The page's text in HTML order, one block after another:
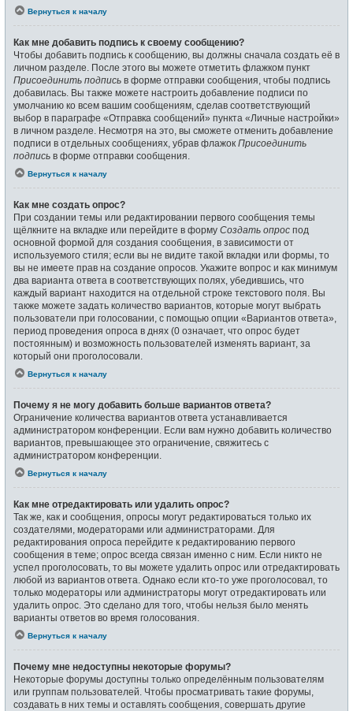
Вернуться к началу
Как мне добавить подпись к своему сообщению?
Чтобы добавить подпись к сообщению, вы должны сначала создать её в
личном разделе. После этого вы можете отметить флажком пункт
Присоединить подпись в форме отправки сообщения, чтобы подпись
добавилась. Вы также можете настроить добавление подписи по
умолчанию ко всем вашим сообщениям, сделав соответствующий
выбор в параграфе «Отправка сообщений» пункта «Личные настройки»
в личном разделе. Несмотря на это, вы сможете отменить добавление
подписи в отдельных сообщениях, убрав флажок Присоединить
подпись в форме отправки сообщения.
Вернуться к началу
Как мне создать опрос?
При создании темы или редактировании первого сообщения темы
щёлкните на вкладке или перейдите в форму Создать опрос под
основной формой для создания сообщения, в зависимости от
используемого стиля; если вы не видите такой вкладки или формы, то
вы не имеете прав на создание опросов. Укажите вопрос и как минимум
два варианта ответа в соответствующих полях, убедившись, что
каждый вариант находится на отдельной строке текстового поля. Вы
также можете задать количество вариантов, которые могут выбрать
пользователи при голосовании, с помощью опции «Вариантов ответа»,
период проведения опроса в днях (0 означает, что опрос будет
постоянным) и возможность пользователей изменять вариант, за
который они проголосовали.
Вернуться к началу
Почему я не могу добавить больше вариантов ответа?
Ограничение количества вариантов ответа устанавливается
администратором конференции. Если вам нужно добавить количество
вариантов, превышающее это ограничение, свяжитесь с
администратором конференции.
Вернуться к началу
Как мне отредактировать или удалить опрос?
Так же, как и сообщения, опросы могут редактироваться только их
создателями, модераторами или администраторами. Для
редактирования опроса перейдите к редактированию первого
сообщения в теме; опрос всегда связан именно с ним. Если никто не
успел проголосовать, то вы можете удалить опрос или отредактировать
любой из вариантов ответа. Однако если кто-то уже проголосовал, то
только модераторы или администраторы могут отредактировать или
удалить опрос. Это сделано для того, чтобы нельзя было менять
варианты ответов во время голосования.
Вернуться к началу
Почему мне недоступны некоторые форумы?
Некоторые форумы доступны только определённым пользователям
или группам пользователей. Чтобы просматривать такие форумы,
создавать в них темы и оставлять сообщения, совершать другие